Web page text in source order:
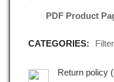
PDF Product
CATEGORIES:
Return policy